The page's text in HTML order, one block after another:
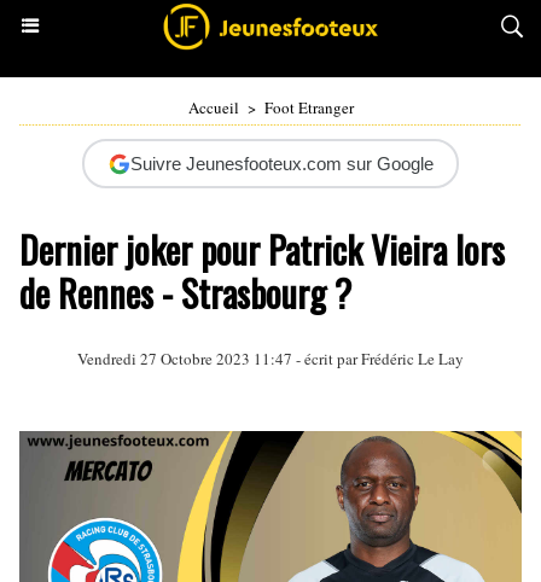
Accueil > Foot Etranger
Suivre Jeunesfooteux.com sur Google
Dernier joker pour Patrick Vieira lors
de Rennes - Strasbourg ?
Vendredi 27 Octobre 2023 11:47 - écrit parFrédéric Le Lay